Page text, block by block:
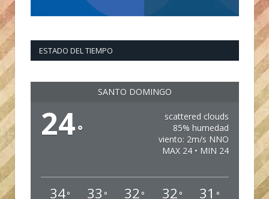
ESTADO DEL TIEMPO
SANTO DOMINGO
24°
scattered clouds
85% humedad
viento: 2m/s NNO
MAX 24 • MIN 24
34° 33 ° 32 ° 32 ° 31 °